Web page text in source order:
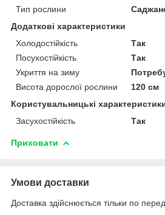
Тип рослини
Додаткові характеристики
Холодостійкість
Так
Посухостійкість
Так
Укриття на зиму
Висота дорослої рослини
120 см
Користувальницькі
Засухостійкість
Так
Приховати
Умови доставки
Доставка здійснюється тільки по